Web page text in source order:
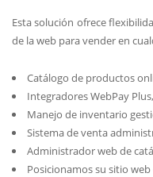
Esta solución ofrece
de la web para vender en
Catálogo de productos
Integradores WebPay
Manejo de inventario
Sistema de venta
Administrador web de
Posicionamos su sitio